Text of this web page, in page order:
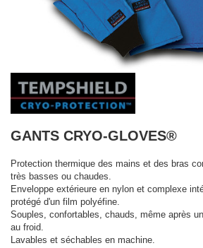
GANTS CRYO-GLOVES®
Protection thermique des mains et des bras
très basses ou chaudes.
Enveloppe extérieure en nylon et complexe
protégé d'un film polyéfine.
Souples, confortables, chauds, même après
au froid.
Lavables et séchables en machine.